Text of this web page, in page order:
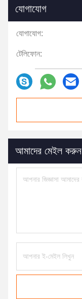
যোগাযোগ
যোগাযোগ:
টেলিফোন:
আমাদের মেইল ​​করুন